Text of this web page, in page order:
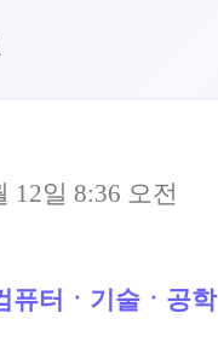
12일 8:36 오전
퓨터ㆍ기술ㆍ공학